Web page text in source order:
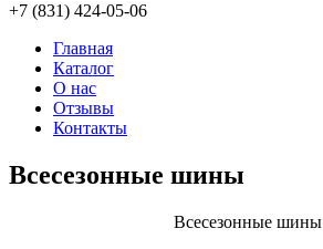
+7 (831) 424-05-06
Главная
Каталог
О нас
Отзывы
Контакты
Всесезонные шины
Всесезонные шины